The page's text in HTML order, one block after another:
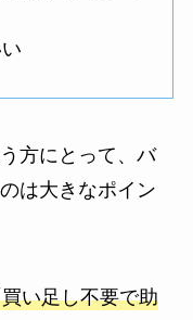
方にとって、バ
は大きなポイン
い足し不要で助